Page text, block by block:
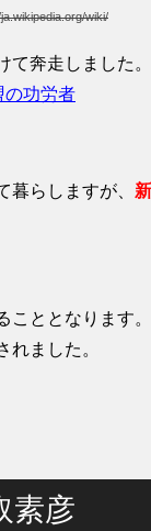
wiki/
奔走しました。
の功労者
らしますが、
ととなります。
ました。
素彦